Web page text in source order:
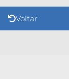
Voltar